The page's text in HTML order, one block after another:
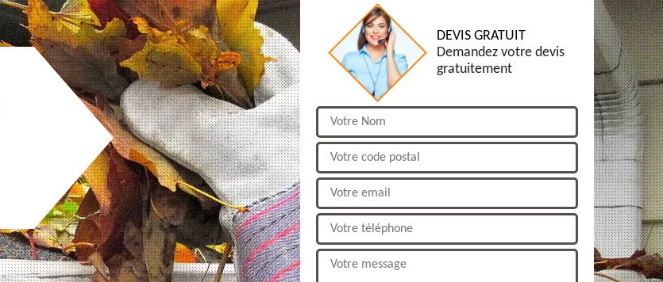
DEVIS GRATUIT
Demandez votre devis
gratuitement